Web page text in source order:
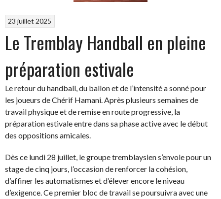
23 juillet 2025
Le Tremblay Handball en pleine
préparation estivale
Le retour du handball, du ballon et de l’intensité a sonné pour
les joueurs de Chérif Hamani. Après plusieurs semaines de
travail physique et de remise en route progressive, la
préparation estivale entre dans sa phase active avec le début
des oppositions amicales.
Dès ce lundi 28 juillet, le groupe tremblaysien s’envole pour un
stage de cinq jours, l’occasion de renforcer la cohésion,
d’affiner les automatismes et d’élever encore le niveau
d’exigence. Ce premier bloc de travail se poursuivra avec une